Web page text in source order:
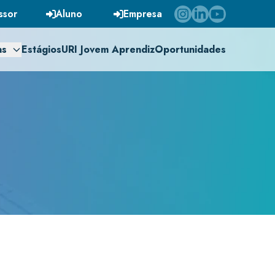
Aluno Empresa
EstágiosURI Jovem AprendizOportunidades